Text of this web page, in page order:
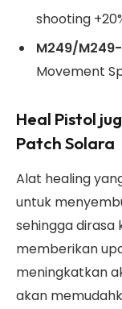
shooting
M249/
Movement
Heal Pistol
Patch Solara
Alat healing
untuk
sehingga dirasa
memberikan
meningkatkan
akan